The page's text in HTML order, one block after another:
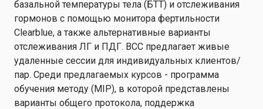
базальной температуры тела (БТТ) и отслеживания
гормонов с помощью монитора фертильности
Clearblue, а также альтернативные варианты
отслеживания ЛГ и ПДГ. BCC предлагает живые
удаленные сессии для индивидуальных клиентов/
пар. Среди предлагаемых курсов - программа
обучения методу (MIP), в которой представлены
варианты общего протокола, поддержка